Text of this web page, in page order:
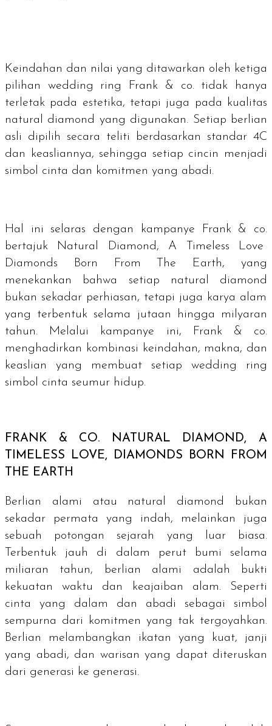
Keindahan dan nilai yang ditawarkan oleh ketiga
pilihan wedding ring
Frank & co. tidak hanya
terletak pada estetika, tetapi juga pada kualitas
natural diamond yang digunakan. Setiap berlian
asli dipilih secara teliti berdasarkan standar 4C
dan keasliannya, sehingga setiap cincin menjadi
simbol cinta dan komitmen yang abadi.
Hal ini selaras dengan kampanye Frank & co.
bertajuk Natural Diamond, A Timeless Love
Diamonds Born From The Earth, yang
menekankan bahwa setiap
natural diamond
bukan sekadar perhiasan, tetapi juga karya alam
yang terbentuk selama jutaan hingga milyaran
tahun. Melalui kampanye ini, Frank & co.
menghadirkan kombinasi keindahan, makna, dan
keaslian yang membuat setiap wedding ring
simbol cinta seumur hidup.
FRANK & CO. NATURAL DIAMOND, A
TIMELESS LOVE, DIAMONDS BORN FROM
THE EARTH
Berlian alami atau natural diamond
bukan
sekadar permata yang indah, melainkan juga
sebuah potongan sejarah yang luar biasa.
Terbentuk jauh di dalam perut bumi selama
miliaran tahun, berlian alami adalah bukti
kekuatan waktu dan keajaiban alam. Seperti
cinta yang dalam dan abadi sebagai simbol
sempurna dari komitmen yang tak tergoyahkan.
Berlian melambangkan ikatan yang kuat, janji
yang abadi, dan warisan yang dapat diteruskan
dari generasi ke generasi.